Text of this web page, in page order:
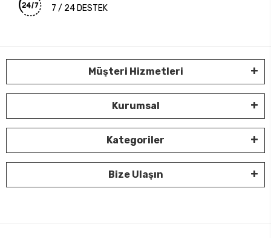
7 / 24 DESTEK
Müşteri Hizmetleri
Kurumsal
Kategoriler
Bize Ulaşın